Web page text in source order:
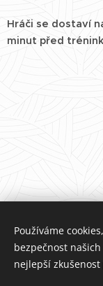
Hráči se dostaví
minut před
Používáme
bezpečnost
nejlepší